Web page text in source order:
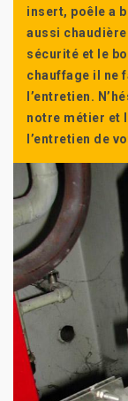
insert, poêle a
aussi
sécurité et le
chauffage il ne
l’entretien.
notre métier et
l’entretien de